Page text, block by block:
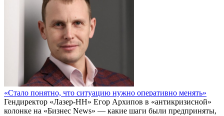
Автопроизводитель Volga инвестирует 60 млрд рублей в
локализацию китайских моделей
Нижегородская компания «Производство легковых
автомобилей» (ПЛА) направит 60 млрд руб. на локализацию
модельного ряда Volga в России. Соответствующий
специальный инвестиционный контракт (СПИК) с
Минпромторгом был подписан в феврале, сообщают
«Ведомости» со ссылкой на источники, знакомые с бизнесом
предприятия.